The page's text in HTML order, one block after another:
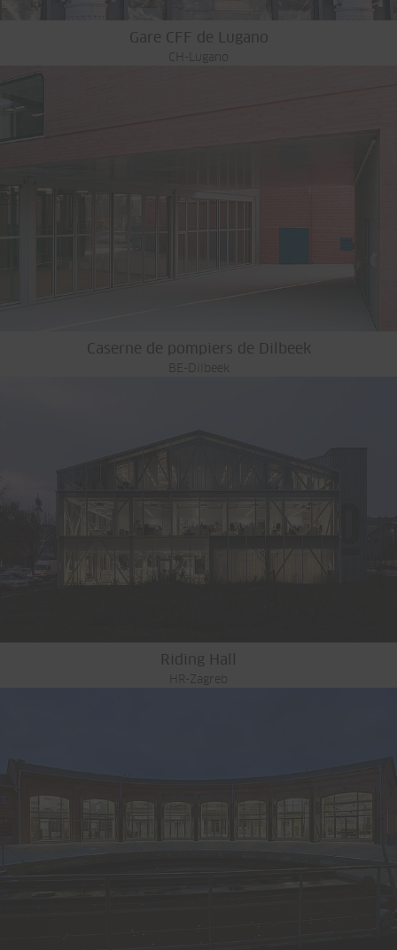
Gare CFF de Lugano
CH-Lugano
Caserne de pompiers de Dilbeek
BE-Dilbeek
Riding Hall
HR-Zagreb